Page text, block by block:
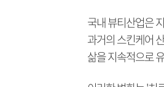
국내 뷰티산업은
과거의 스킨케어
삶을 지속적으로